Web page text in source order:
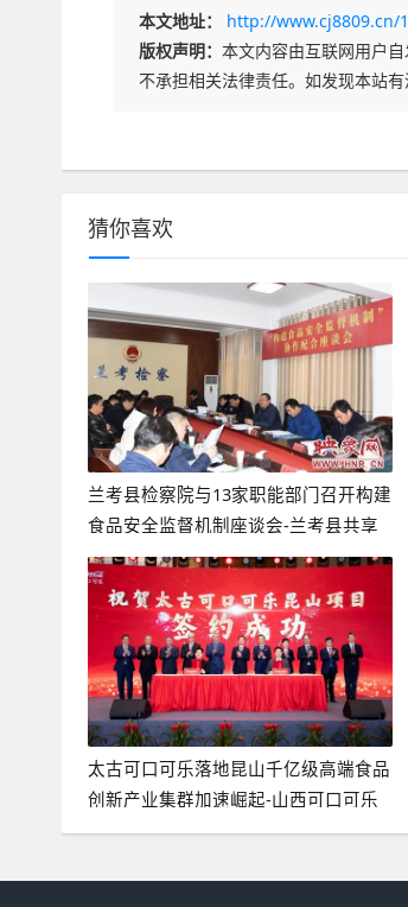
本文地址：
http://www.cj8809.cn/
版权声明： 本文内容由互联网用户
不承担相关法律责任。如发现本站
猜你喜欢
兰考县检察院与13家职能部门召开构建
食品安全监督机制座谈会-兰考县共享
食品有限公司
太古可口可乐落地昆山千亿级高端食品
创新产业集群加速崛起-山西可口可乐
公司